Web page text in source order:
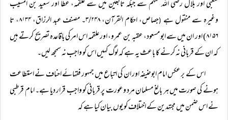
شعبی اور بلال رضی اللہ عنہم سے جبکہ تابعین میں سے علقمہ، عطا اور سعید بن المسیب
وغیرہ سے منقول ہے (
جصاص، احکام القرآن، ۳/۲۴۸۔ مصنف عبد الرزاق، ۸۱۳۴، تا
۸۱۵۶) اور ان میں سے ابو مسعود، عقبہ بن عمرو، اور علقمہ اس امر کی باقاعدہ تصریح کرتے ہیں
کہ ان کے قربانی نہ کرنے کا باعث یہ ہے کہ لوگ کہیں اس کو واجب نہ سمجھ لیں۔
اس کے برعکس امام ابوحنیفہ اور ان کی اتباع میں جمہور فقہائے احناف نے استطاعت
ہونے کی صورت میں ہر بالغ مسلمان مرد وعورت پر قربانی کو واجب قرار دیا ہے۔ امام قرطبی
نے اس ضمن میں مجتہدین کے اختلاف کو یوں بیان کیا ہے کہ